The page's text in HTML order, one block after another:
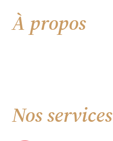
À propos
Nos services